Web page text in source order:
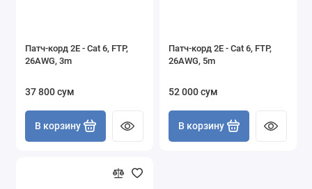
Патч-корд 2E - Cat 6, FTP,
26AWG, 3m
37 800 сум
В корзину
Патч-корд 2E - Cat 6, FTP,
26AWG, 5m
52 000 сум
В корзину